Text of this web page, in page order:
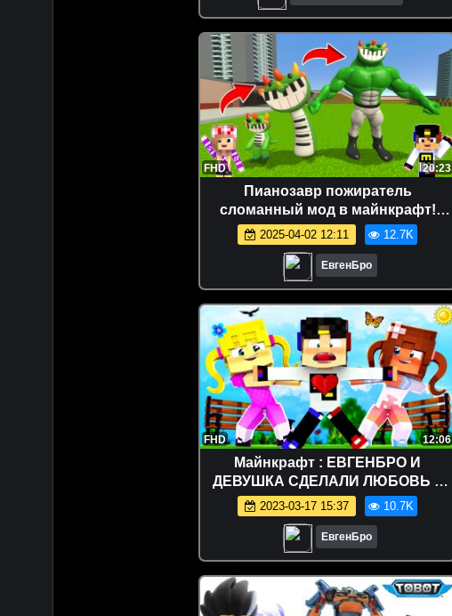
FHD 20:23
Пианозавр пожиратель
сломанный мод в майнкрафт!
Девушка новичок видео minecraft
2025-04-02 12:11 12.7K
ЕвгенБро
FHD 12:06
Майнкрафт : ЕВГЕНБРО И
ДЕВУШКА СДЕЛАЛИ ЛЮБОВЬ ~
ТРОЛЛИНГ ДЕВУШКА И ЗАЩИТА
ОТ НУБА / НУБИК MINECRAFT
2023-03-17 15:37 10.7K
ЕвгенБро